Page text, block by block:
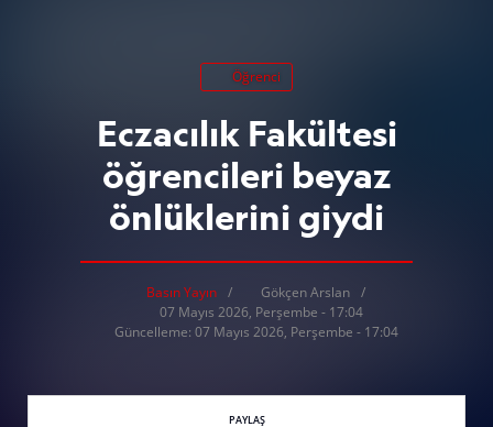
Öğrenci
Eczacılık Fakültesi
öğrencileri beyaz
önlüklerini giydi
Basın Yayın
Gökçen Arslan
07 Mayıs 2026, Perşembe - 17:04
Güncelleme: 07 Mayıs 2026, Perşembe - 17:04
PAYLAŞ